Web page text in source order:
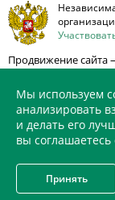
Продвижение сайта
ИМЕЮТСЯ
Мы используем
анализировать
и делать его
вы
Принять